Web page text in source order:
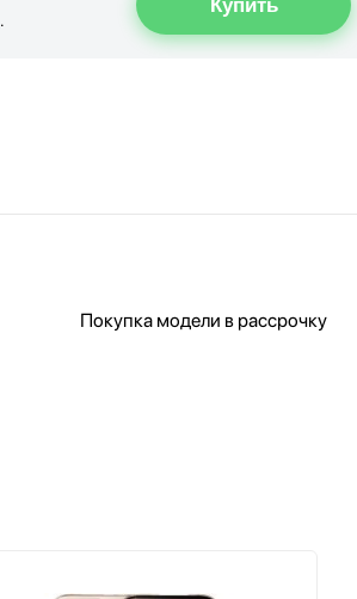
.
Покупка модели в рассрочку